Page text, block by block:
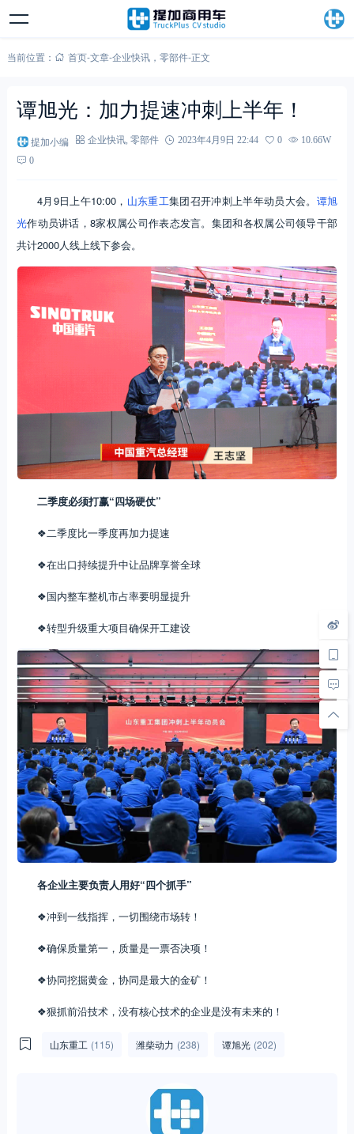
当前位置： 首页-文章-企业快讯， 零部件-正文
谭旭光：加力提速冲刺上半年！
提加小编 企业快讯, 零部件 2023年4月9日 22:44 0
10.66W
0
4月9日上午10:00， 山东重工集团召开冲刺上半年动员大会。 谭旭
光作动员讲话，8家权属公司作表态发言。集团和各权属公司领导干部
共计2000人线上线下参会。
二季度必须打赢“四场硬仗”
❖二季度比一季度再加力提速
❖在出口持续提升中让品牌享誉全球
❖国内整车整机市占率要明显提升
❖转型升级重大项目确保开工建设
各企业主要负责人用好“四个抓手”
❖冲到一线指挥，一切围绕市场转！
❖确保质量第一，质量是一票否决项！
❖协同挖掘黄金，协同是最大的金矿！
❖狠抓前沿技术，没有核心技术的企业是没有未来的！
山东重工 (115) 潍柴动力 (238) 谭旭光 (202)